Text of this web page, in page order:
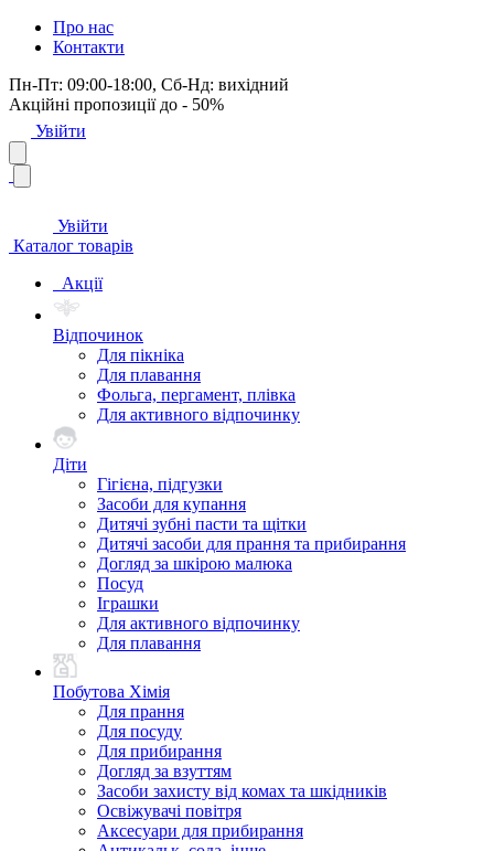
Про нас
Контакти
Пн-Пт: 09:00-18:00, Сб-Нд: вихідний
Акційні пропозиції до - 50%
Увійти
Увійти
Каталог товарів
Акції
Відпочинок
Для пікніка
Для плавання
Фольга, пергамент, плівка
Для активного відпочинку
Діти
Гігієна, підгузки
Засоби для купання
Дитячі зубні пасти та щітки
Дитячі засоби для прання та прибирання
Догляд за шкірою малюка
Посуд
Іграшки
Для активного відпочинку
Для плавання
Побутова Хімія
Для прання
Для посуду
Для прибирання
Догляд за взуттям
Засоби захисту від комах та шкідників
Освіжувачі повітря
Аксесуари для прибирання